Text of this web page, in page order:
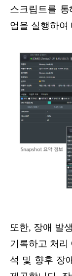
스크립트를
업을 실행하여
또한, 장애 발
기록하고 처리
석 및 향후 장